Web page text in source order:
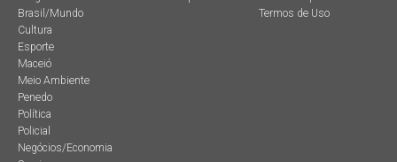
Brasil/Mundo
Cultura
Esporte
Maceió
Meio Ambiente
Penedo
Política
Policial
Negócios/Economia
Termos de Uso